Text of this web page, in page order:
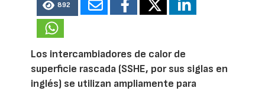
892
Los intercambiadores de calor de
superficie rascada (SSHE, por sus siglas en
inglés) se utilizan ampliamente para